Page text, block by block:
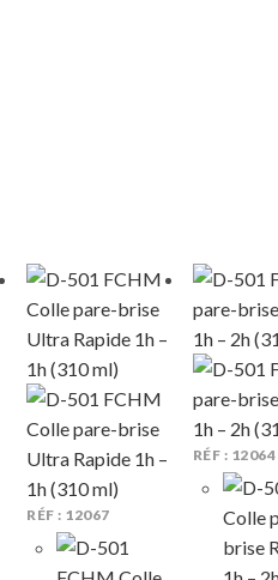
RÉF : 12067
RÉF : 12064